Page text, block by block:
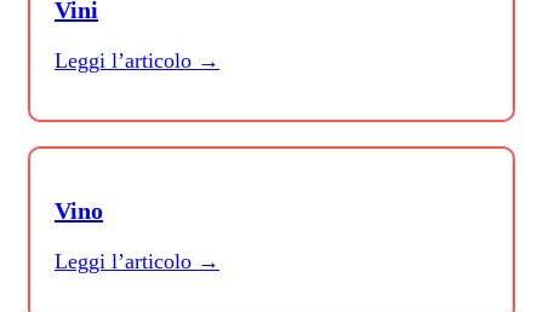
Vini
Leggi l’articolo →
Vino
Leggi l’articolo →